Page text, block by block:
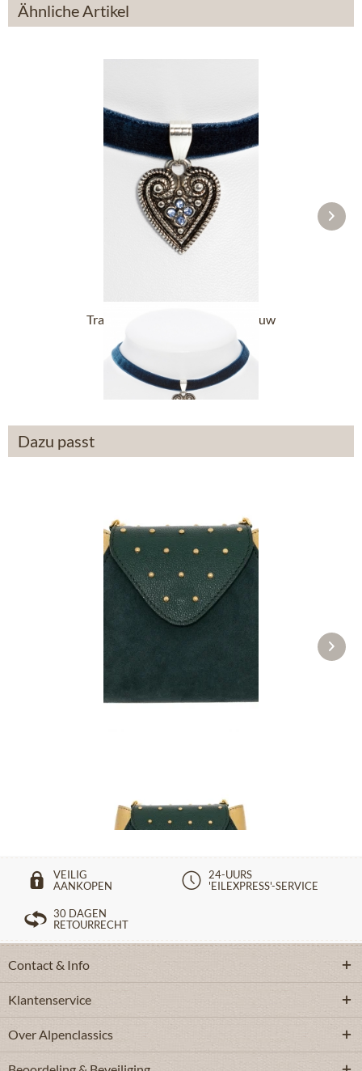
Ähnliche Artikel
Tracht Halsketting met hart blauw
Dazu passt
VEILIG
AANKOPEN
24-UURS
'EILEXPRESS'-SERVICE
30 DAGEN
RETOURRECHT
Contact & Info
Klantenservice
Over Alpenclassics